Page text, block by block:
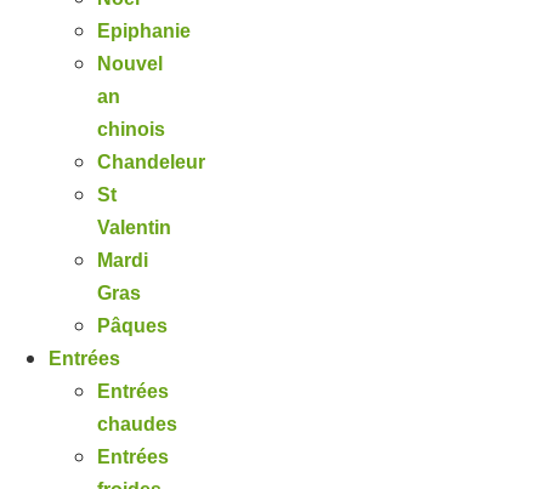
Epiphanie
Nouvel
an
chinois
Chandeleur
St
Valentin
Mardi
Gras
Pâques
Entrées
Entrées
chaudes
Entrées